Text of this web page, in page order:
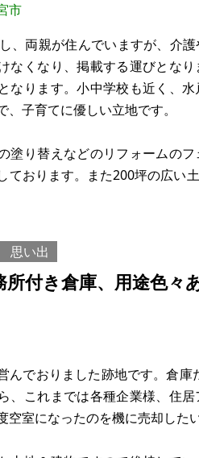
万円
市
、両親が住んでいますが、介
なくなり、掲載する運びとな
なります。小中学校も近く、
、子育てに優しい立地です。
塗り替えなどのリフォームの
ております。また200坪の広い
もほとんど影響はありませんで
思い出
所付き倉庫、用途色々
んでおりました跡地です。倉
、これまでは各種企業様、住
空室になったのを機に売却した